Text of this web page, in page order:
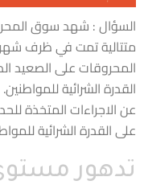
السؤال : شهد سوق
متتالية تمت في ظرف
المحروقات على الصعيد
القدرة الشرائية
عن الاجراءات المتخذة
على القدرة الشرائية
تدهور